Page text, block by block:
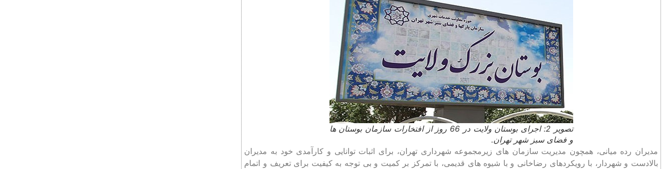
تصویر 2: اجرای بوستان ولایت در 66 روز از افتخارات سازمان بوستان ها
و فضای سبز شهر تهران.
مدیران رده میانی، همچون مدیریت سازمان ‌های زیرمجموعه شهرداری تهران، برای اثبات توانایی و کارآمدی خود به مدیران
بالادست و شهردار، با رویکردهای رضاخانی و با شیوه های قدیمی، با تمرکز بر کمیت و بی ‌توجه به کیفیت برای تعریف و اتمام